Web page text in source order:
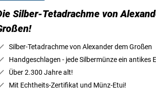
Tetadrachme von Alexander dem
Silber-Tetadrachme von
Silber-Tetadrachme von Alexander dem Großen
Handgeschlagen - jede Silbermünze ein antikes
Über 2.300 Jahre alt!
Mit Echtheits-Zertifikat und Münz-Etui!